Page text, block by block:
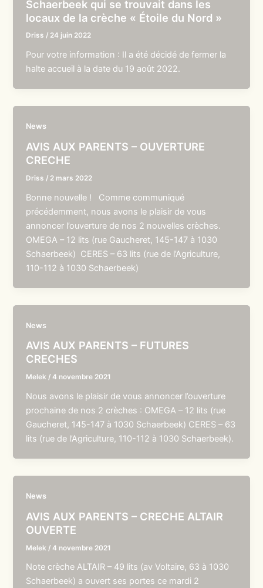
Schaerbeek qui se trouvait dans les
locaux de la crèche « Étoile du Nord »
Driss / 24 juin 2022
Pour votre information : Il a été décidé de fermer la
halte accueil à la date du 19 août 2022.
News
AVIS AUX PARENTS – OUVERTURE
CRECHE
Driss / 2 mars 2022
Bonne nouvelle ! Comme communiqué
précédemment, nous avons le plaisir de vous
annoncer l’ouverture de nos 2 nouvelles crèches.
OMEGA – 12 lits (rue Gaucheret, 145-147 à 1030
Schaerbeek) CERES – 63 lits (rue de l’Agriculture,
110-112 à 1030 Schaerbeek)
News
AVIS AUX PARENTS – FUTURES
CRECHES
Melek /4 novembre 2021
Nous avons le plaisir de vous annoncer l’ouverture
prochaine de nos 2 crèches : OMEGA – 12 lits (rue
Gaucheret, 145-147 à 1030 Schaerbeek) CERES – 63
lits (rue de l’Agriculture, 110-112 à 1030 Schaerbeek).
News
AVIS AUX PARENTS – CRECHE ALTAIR
OUVERTE
Melek /4 novembre 2021
Note crèche ALTAIR – 49 lits (av Voltaire, 63 à 1030
Schaerbeek) a ouvert ses portes ce mardi 2